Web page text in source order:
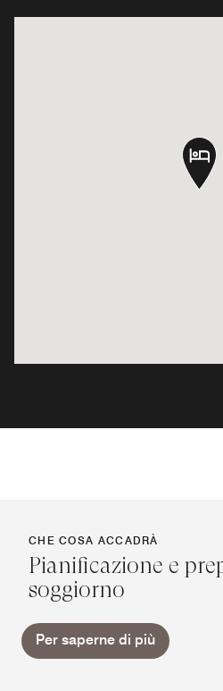
CHE COSA ACCADRÀ
Pianificazione e
soggiorno
Per saperne di più